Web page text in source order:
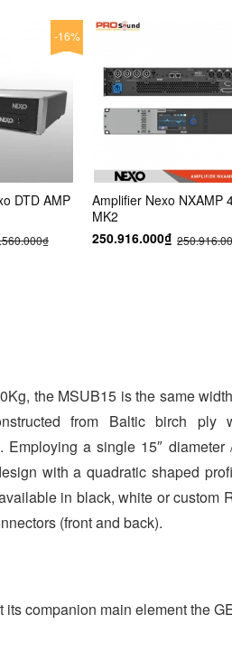
-16%
DTD AMP
Amplifier Nexo NXAMP
MK2
250.916.000₫
the MSUB15 is the same
from Baltic birch ply
a single 15″ diameter
with a quadratic shaped
in black, white or custom
(front and back).
companion main element the